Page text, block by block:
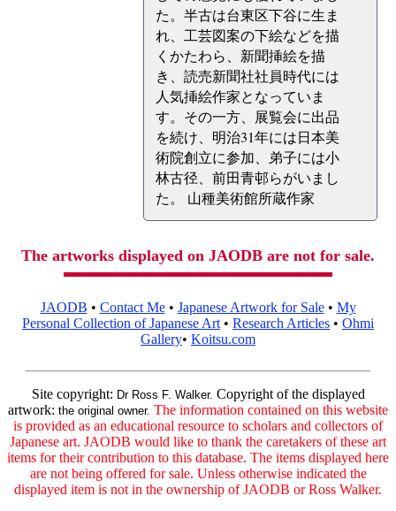
た。半古は台東区下谷に生ま
れ、工芸図案の下絵などを描
くかたわら、新聞挿絵を描
き、読売新聞社社員時代には
人気挿絵作家となっていま
す。その一方、展覧会に出品
を続け、明治31年には日本美
術院創立に参加、弟子には小
林古径、前田青邨らがいまし
た。 山種美術館所蔵作家
The artworks displayed on JAODB are not for sale.
JAODB • Contact Me• Japanese Artwork for Sale• My
Personal Collection of Japanese Art • Research Articles • Ohmi
Gallery• Koitsu.com
Site copyright: Dr Ross F. Walker. Copyright of the displayed
artwork: the original owner. The information contained on this website
is provided as an educational resource to scholars and collectors of
Japanese art. JAODB would like to thank the caretakers of these art
items for their contribution to this database. The items displayed here
are not being offered for sale. Unless otherwise indicated the
displayed item is not in the ownership of JAODB or Ross Walker.